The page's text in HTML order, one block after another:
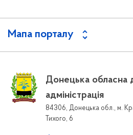
Мапа порталу
Донецька обласна
адміністрація
84306, Донецька обл., м.
Тихого, 6